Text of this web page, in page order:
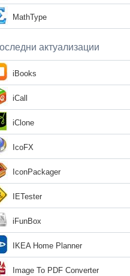
MathType
актуализации
iBooks
iCall
iClone
IcoFX
IconPackager
IETester
iFunBox
IKEA Home Planner
Image To PDF Converter